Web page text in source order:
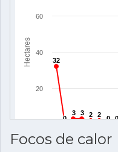
Focos de calor